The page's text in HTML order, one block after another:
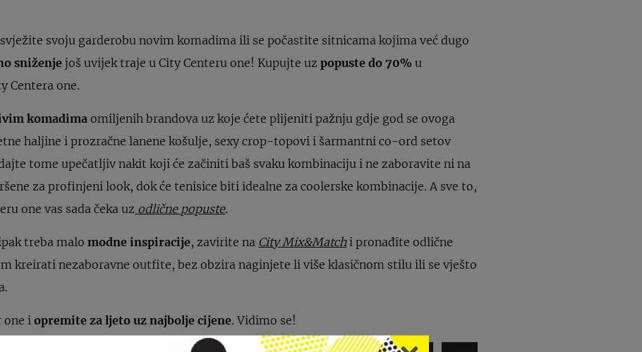
svoju garderobu novim komadima ili se počastite sitnicama kojima već dugo
sniženje još uvijek traje u City Centeru one! Kupujte uzpopuste do 70% u
Centera one.
komadima omiljenih brandova uz koje ćete plijeniti pažnju gdje god se ovoga
haljine i prozračne lanene košulje, sexy crop-topovi i šarmantni co-ord setov
tome upečatljiv nakit koji će začiniti baš svaku kombinaciju i ne zaboravite ni na
za profinjeni look, dok će tenisice biti idealne za coolerske kombinacije. A sve to,
one vas sada čeka uz odlične popuste.
treba malomodne inspiracije, zavirite na City Mix&Matchi pronađite odlične
kreirati nezaboravne outfite, bez obzira naginjete li više klasičnom stilu ili se vješto
one iopremite za ljeto uz najbolje cijene. Vidimo se!